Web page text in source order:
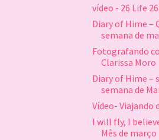
vídeo - 26 Life
Diary of Hime –
semana de
Fotografando
Clarissa Moro
Diary of Hime –
semana de
Vídeo- Viajando
I will fly, I
Mês de março